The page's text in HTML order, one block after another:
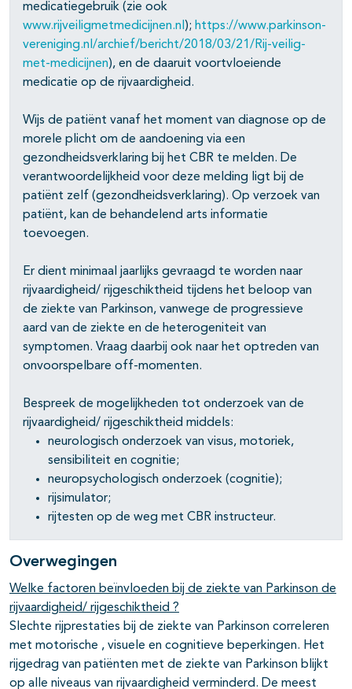
medicatiegebruik (zie ook
www.rijveiligmetmedicijnen.nl ); https://www.parkinson-
vereniging.nl/archief/bericht/2018/03/21/Rij-veilig-
met-medicijnen), en de daaruit voortvloeiende
medicatie op de rijvaardigheid.
Wijs de patiënt vanaf het moment van diagnose op de
morele plicht om de aandoening via een
gezondheidsverklaring bij het CBR te melden. De
verantwoordelijkheid voor deze melding ligt bij de
patiënt zelf (gezondheidsverklaring). Op verzoek van
patiënt, kan de behandelend arts informatie
toevoegen.
Er dient minimaal jaarlijks gevraagd te worden naar
rijvaardigheid/ rijgeschiktheid tijdens het beloop van
de ziekte van Parkinson, vanwege de progressieve
aard van de ziekte en de heterogeniteit van
symptomen. Vraag daarbij ook naar het optreden van
onvoorspelbare off-momenten.
Bespreek de mogelijkheden tot onderzoek van de
rijvaardigheid/ rijgeschiktheid middels:
neurologisch onderzoek van visus, motoriek,
sensibiliteit en cognitie;
neuropsychologisch onderzoek (cognitie);
rijsimulator;
rijtesten op de weg met CBR instructeur.
Overwegingen
Welke factoren beïnvloeden bij de ziekte van Parkinson de
rijvaardigheid/ rijgeschiktheid ?
Slechte rijprestaties bij de ziekte van Parkinson correleren
met motorische , visuele en cognitieve beperkingen. Het
rijgedrag van patiënten met de ziekte van Parkinson blijkt
op alle niveaus van rijvaardigheid verminderd. De meest